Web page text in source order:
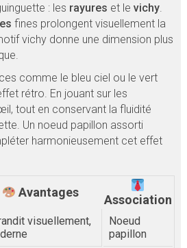
: les rayures et le vichy.
fines prolongent visuellement la
vichy donne une dimension plus
comme le bleu ciel ou le vert
rétro. En jouant sur les
tout en conservant la fluidité
Un noeud papillon assorti
harmonieusement cet effet
Avantages
Association
visuellement,
Noeud
papillon